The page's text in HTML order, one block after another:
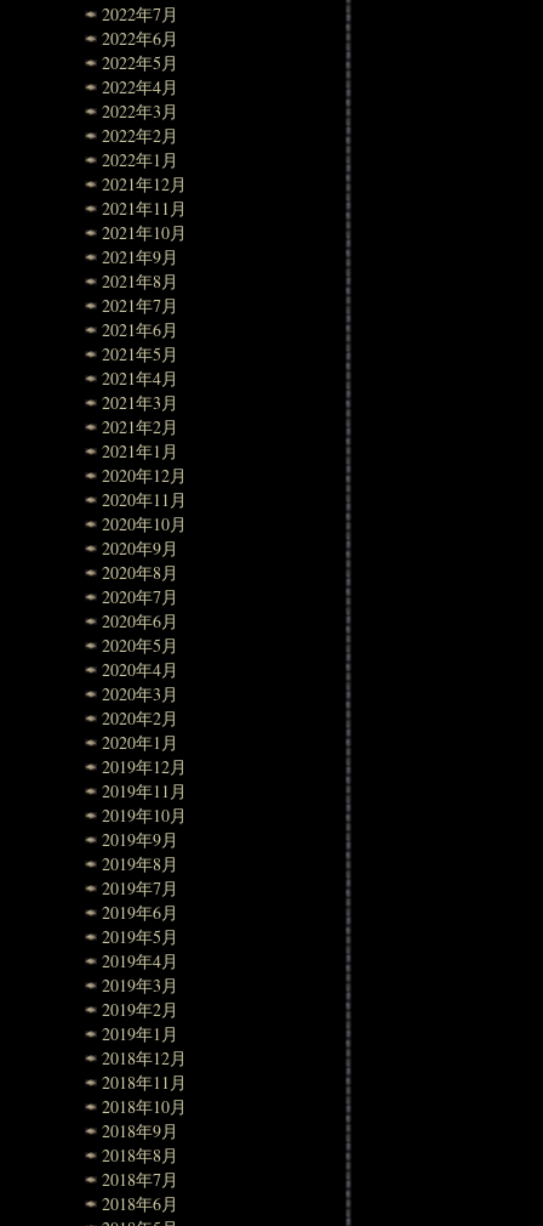
2022年7月
2022年6月
2022年5月
2022年4月
2022年3月
2022年2月
2022年1月
2021年12月
2021年11月
2021年10月
2021年9月
2021年8月
2021年7月
2021年6月
2021年5月
2021年4月
2021年3月
2021年2月
2021年1月
2020年12月
2020年11月
2020年10月
2020年9月
2020年8月
2020年7月
2020年6月
2020年5月
2020年4月
2020年3月
2020年2月
2020年1月
2019年12月
2019年11月
2019年10月
2019年9月
2019年8月
2019年7月
2019年6月
2019年5月
2019年4月
2019年3月
2019年2月
2019年1月
2018年12月
2018年11月
2018年10月
2018年9月
2018年8月
2018年7月
2018年6月